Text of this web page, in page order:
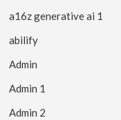
a16z generative ai 1
abilify
Admin
Admin 1
Admin 2